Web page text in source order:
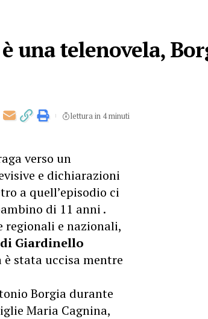
una telenovela,
lettura in 4 minuti
verso un
e dichiarazioni
a quell’episodio ci
di 11 anni .
regionali e nazionali,
Giardinello
è stata uccisa mentre
Borgia durante
Maria Cagnina,